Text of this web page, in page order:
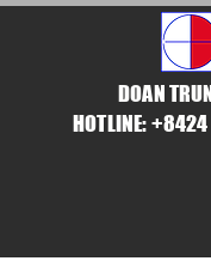
DOAN
HOTLINE: